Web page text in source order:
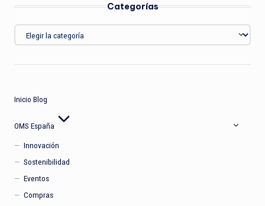
Categorías
Categorías
Inicio Blog
OMS España
Innovación
Sostenibilidad
Eventos
Compras